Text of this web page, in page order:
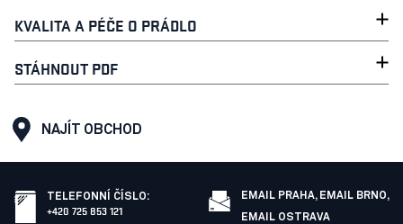
KVALITA A PÉČE O PRÁDLO
STÁHNOUT PDF
NAJÍT OBCHOD
TELEFONNÍ ČÍSLO:
+420 725 853 121
EMAIL PRAHA, EMAIL BRNO,
EMAIL OSTRAVA